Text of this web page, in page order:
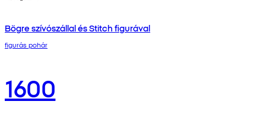
Bögre szívószállal és Stitch figurával
figurás pohár
1600